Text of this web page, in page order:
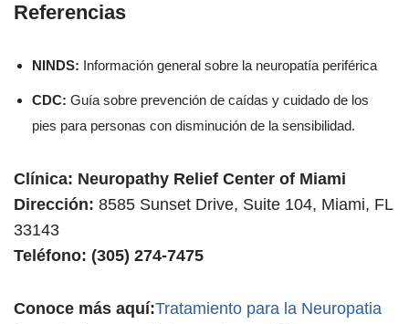
Referencias
NINDS: Información general sobre la neuropatía periférica
CDC: Guía sobre prevención de caídas y cuidado de los
pies para personas con disminución de la sensibilidad.
Clínica: Neuropathy Relief Center of Miami
Dirección: 8585 Sunset Drive, Suite 104, Miami, FL
33143
Teléfono: (305) 274-7475
Conoce más aquí:Tratamiento para la Neuropatia